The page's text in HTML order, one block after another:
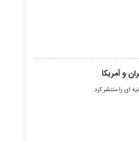
و آﻣﺮﻳﻜﺎ
ای را منتشر کرد.